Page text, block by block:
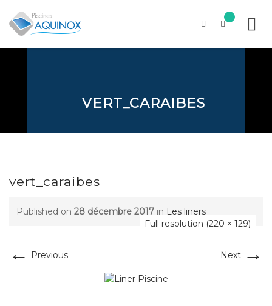
VERT_CARAIBES
vert_caraibes
Published on 28 décembre 2017 in Les liners
Full resolution (220 × 129)
← Previous Next →